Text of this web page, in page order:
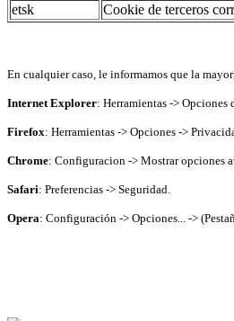
etsk Cookie de terceros
En cualquier caso, le informamos que la
Internet Explorer: Herramientas ->
Firefox: Herramientas -> Opciones ->
Chrome: Configuracion -> Mostrar opciones
Safari: Preferencias -> Seguridad.
Opera: Configuración -> Opciones... ->